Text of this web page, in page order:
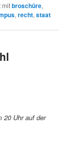
mitbroschüre,
,recht,staat
20 Uhr auf der